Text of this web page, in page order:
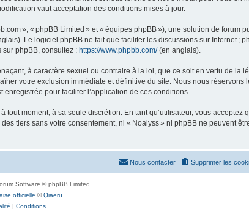
vaut acceptation des conditions mises à jour.
», « phpBB Limited » et « équipes phpBB »), une solution de forum
Le logiciel phpBB ne fait que faciliter les discussions sur Internet ;
phpBB, consultez : https://www.phpbb.com/(en anglais).
à caractère sexuel ou contraire à la loi, que ce soit en vertu de la
votre exclusion immédiate et définitive du site. Nous nous réservons
pour faciliter l’application de ces conditions.
moment, à sa seule discrétion. En tant qu’utilisateur, vous acceptez
tiers sans votre consentement, ni « Noalyss » ni phpBB ne peuvent
Supprimer les
Nous contacter
Software © phpBB Limited
officielle ©Qiaeru
| Conditions